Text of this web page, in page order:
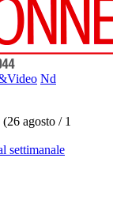
Nd
agosto / 1
settimanale